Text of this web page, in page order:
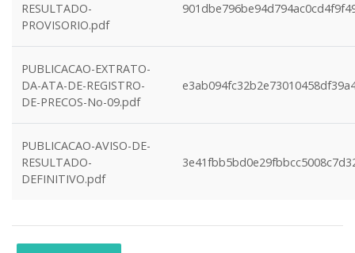
RESULTADO-
PROVISORIO.pdf
PUBLICACAO-EXTRATO-
DA-ATA-DE-REGISTRO-
DE-PRECOS-No-09.pdf
PUBLICACAO-AVISO-DE-
RESULTADO-
DEFINITIVO.pdf